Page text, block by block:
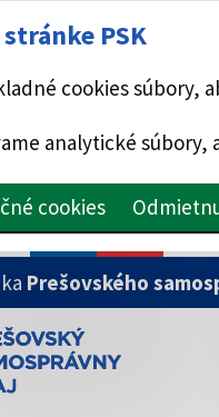
PSK
cookies súbory,
analytické
cookies
Prešovského
je oficiálna